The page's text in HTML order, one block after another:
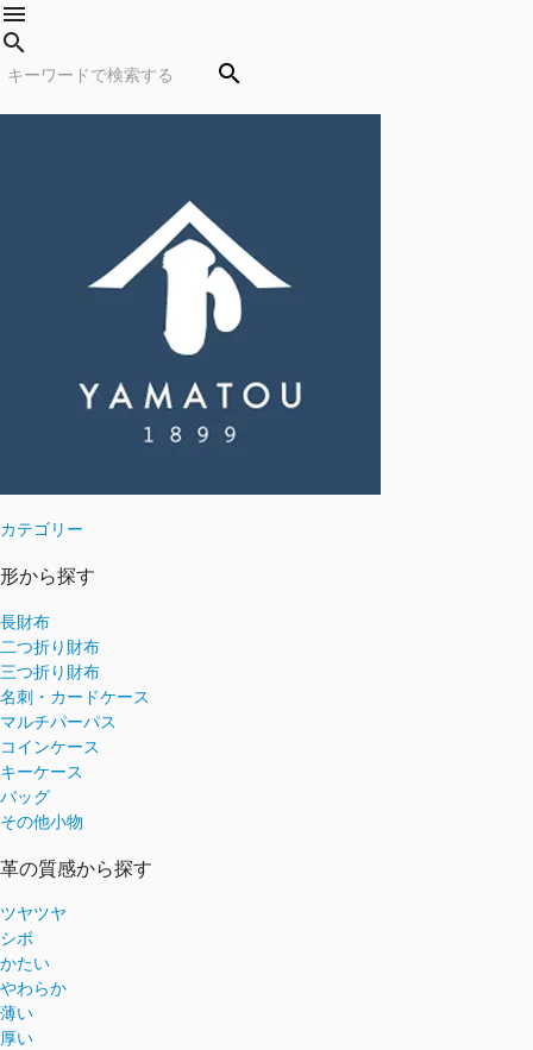
menu
search
search
カテゴリー
形から探す
長財布
二つ折り財布
三つ折り財布
名刺・カードケース
マルチパーパス
コインケース
キーケース
バッグ
その他小物
革の質感から探す
ツヤツヤ
シボ
かたい
やわらか
薄い
厚い